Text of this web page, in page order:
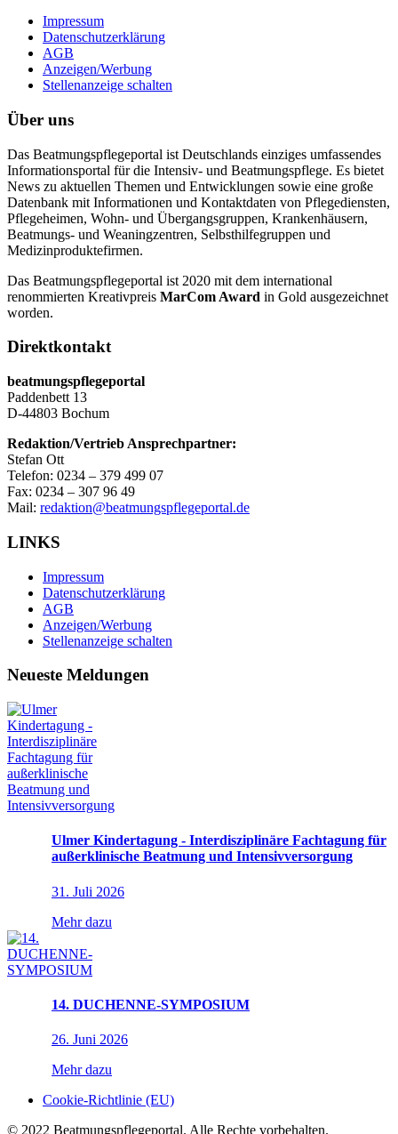
Impressum
Datenschutzerklärung
AGB
Anzeigen/Werbung
Stellenanzeige schalten
Über uns
Das Beatmungspflegeportal ist Deutschlands einziges umfassendes
Informationsportal für die Intensiv- und Beatmungspflege. Es bietet
News zu aktuellen Themen und Entwicklungen sowie eine große
Datenbank mit Informationen und Kontaktdaten von Pflegediensten,
Pflegeheimen, Wohn- und Übergangsgruppen, Krankenhäusern,
Beatmungs- und Weaningzentren, Selbsthilfegruppen und
Medizinproduktefirmen.
Das Beatmungspflegeportal ist 2020 mit dem international
renommierten Kreativpreis MarCom Award in Gold ausgezeichnet
worden.
Direktkontakt
beatmungspflegeportal
Paddenbett 13
D-44803 Bochum
Redaktion/Vertrieb Ansprechpartner:
Stefan Ott
Telefon: 0234 – 379 499 07
Fax: 0234 – 307 96 49
Mail: redaktion@beatmungspflegeportal.de
LINKS
Impressum
Datenschutzerklärung
AGB
Anzeigen/Werbung
Stellenanzeige schalten
Neueste Meldungen
Ulmer Kindertagung - Interdisziplinäre Fachtagung für
außerklinische Beatmung und Intensivversorgung
31. Juli 2026
Mehr dazu
14. DUCHENNE-SYMPOSIUM
26. Juni 2026
Mehr dazu
Cookie-Richtlinie (EU)
© 2022 Beatmungspflegeportal. Alle Rechte vorbehalten.